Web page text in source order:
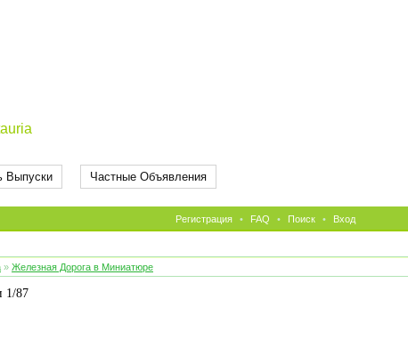
Выпуски Частные Объявления
Регистрация • FAQ • Поиск • Вход
» Железная Дорога в Миниатюре
1/87